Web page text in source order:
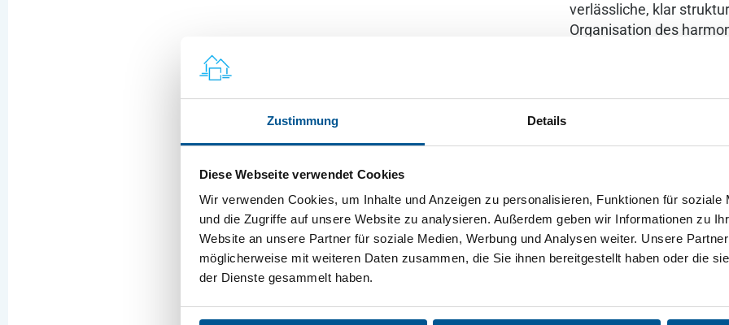
Zustimmung Details
Diese Webseite verwendet Cookies
Wir verwenden Cookies, um Inhalte und Anzeigen zu personalisieren, Funktionen für soziale
und die Zugriffe auf unsere Website zu analysieren. Außerdem geben wir Informationen zu
Website an unsere Partner für soziale Medien, Werbung und Analysen weiter. Unsere
möglicherweise mit weiteren Daten zusammen, die Sie ihnen bereitgestellt haben oder die
der Dienste gesammelt haben.
verlässliche, klar
Organisation des
alle wesentlichen
unterstützt ein
Formulierungen und
Dokument
professionelle und
Verfügbare Varianten
Kostenloser PDF-
PDF zum direkten
Mietspiegel auch